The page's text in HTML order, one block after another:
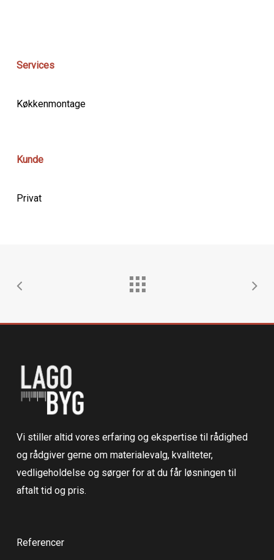
Services
Køkkenmontage
Kunde
Privat
Vi stiller altid vores erfaring og ekspertise til rådighed
og rådgiver gerne om materialevalg, kvaliteter,
vedligeholdelse og sørger for at du får løsningen til
aftalt tid og pris.
Referencer